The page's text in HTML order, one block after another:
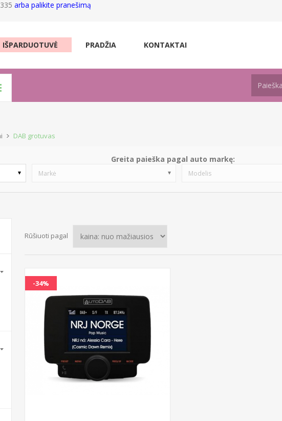
arba palikite pranešimą
IŠPARDUOTUVĖ PRADŽIA KONTAKTAI
DAB grotuvas
Greita paieška pagal auto markę:
Markė Modelis
Rūšiuoti pagal
-34%